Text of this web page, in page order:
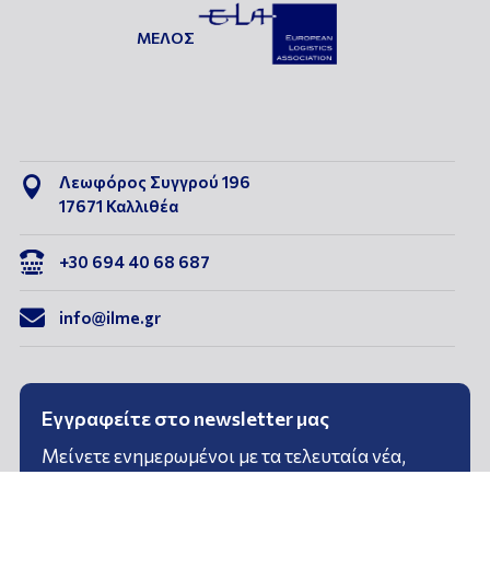
ΜΕΛΟΣ

Λεωφόρος Συγγρού 196
17671 Καλλιθέα
 +30 694 40 68 687
 info@ilme.gr
Εγγραφείτε στο newsletter μας
Μείνετε ενημερωμένοι με τα τελευταία νέα,